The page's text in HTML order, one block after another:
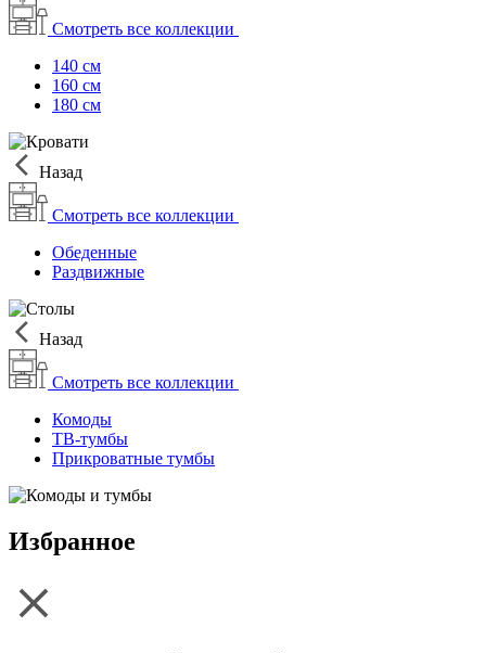
Смотреть все коллекции
140 см
160 см
180 см
Назад
Смотреть все коллекции
Обеденные
Раздвижные
Назад
Смотреть все коллекции
Комоды
ТВ-тумбы
Прикроватные тумбы
Избранное